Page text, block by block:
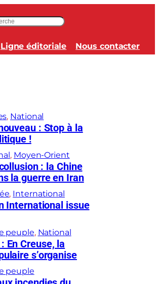
Ligne éditoriale Nous contacter
, National
: Stop à la
!
, Moyen-Orient
: la Chine
la guerre en Iran
, International
International issue
peuple, National
En Creuse, la
s’organise
peuple